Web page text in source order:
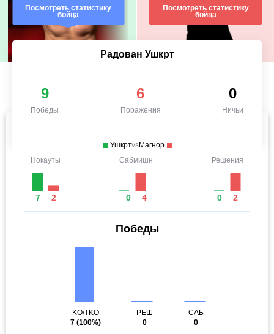
Посмотреть статистику
бойца
Посмотреть статистику
бойца
Радован Ушкрт
9
Победы
6
Поражения
0
Ничьи
УшкртvsМагнор
Нокауты
7 2
Сабмишн
0 4
Решения
0 2
Победы
KO/TKO
7 (100%)
РЕШ
0
САБ
0